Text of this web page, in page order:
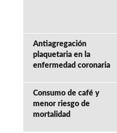
Antiagregación
plaquetaria en la
enfermedad coronaria
Consumo de café y
menor riesgo de
mortalidad